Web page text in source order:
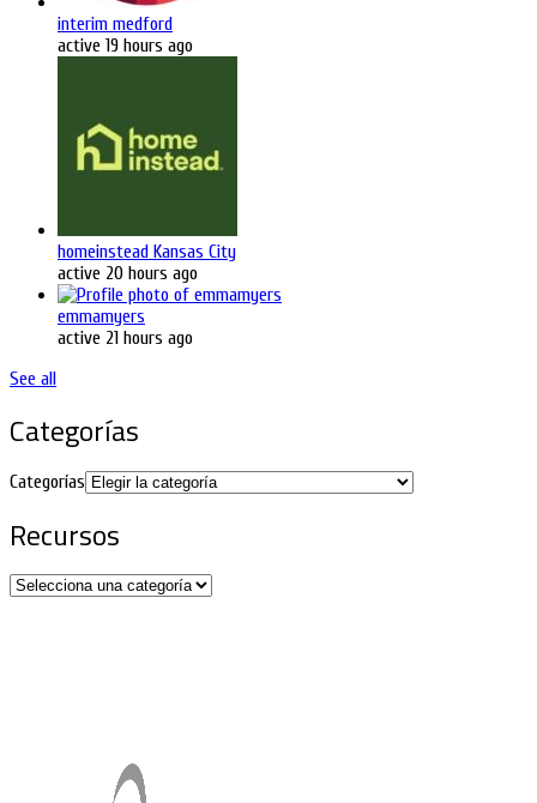
interim medford
active 19 hours ago
homeinstead Kansas City
active 20 hours ago
emmamyers
active 21 hours ago
See all
Categorías
Categorías
Recursos